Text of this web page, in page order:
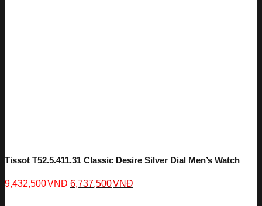
Tissot T52.5.411.31 Classic Desire Silver Dial Men’s Watch
9,432,500VNĐ 6,737,500VNĐ